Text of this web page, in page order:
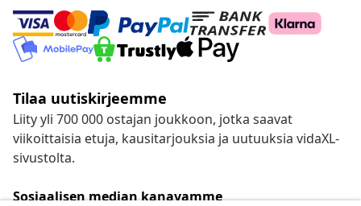
Tilaa uutiskirjeemme
Liity yli 700 000 ostajan joukkoon, jotka saavat
viikoittaisia etuja, kausitarjouksia ja uutuuksia vidaXL-
sivustolta.
Sosiaalisen median kanavamme